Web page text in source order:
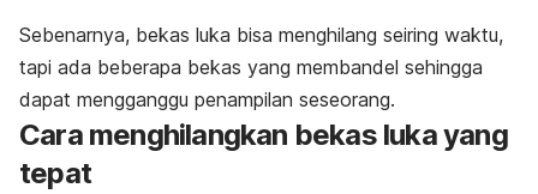
Sebenarnya, bekas luka bisa menghilang seiring waktu,
tapi ada beberapa bekas yang membandel sehingga
dapat mengganggu penampilan seseorang.
Cara menghilangkan bekas luka yang
tepat